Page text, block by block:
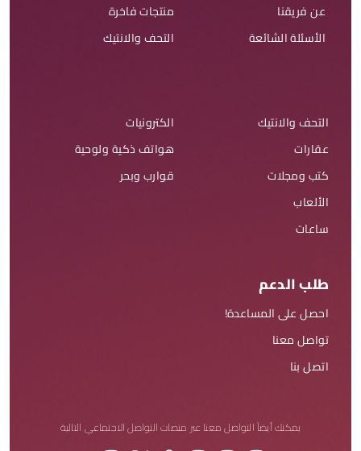
عن فريقنا
الأسئلة الشائعة
منتجات فاخرة
التحف والانتيك
التحف والانتيك
عقارات
كتب ومجلات
الألعاب
ساعات
الكترونيات
هواتف ذكية ولوحية
قوارب وبحر
طلب الدعم
احصل على المساعدة!
تواصل معنا
اتصل بنا
يمكنك أيضاً التواصل معنا عبر منصات التواصل الاجتماعي التالية